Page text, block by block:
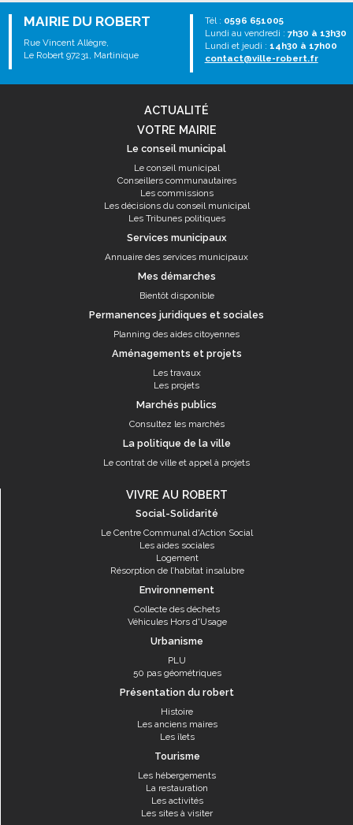
MAIRIE DU ROBERT
Rue Vincent Allègre,
Le Robert 97231, Martinique
Tél : 0596 651005
Lundi au vendredi : 7h30 à 13h30
Lundi et jeudi : 14h30 à 17h00
contact@ville-robert.fr
ACTUALITÉ
VOTRE MAIRIE
Le conseil municipal
Le conseil municipal
Conseillers communautaires
Les commissions
Les décisions du conseil municipal
Les Tribunes politiques
Services municipaux
Annuaire des services municipaux
Mes démarches
Bientôt disponible
Permanences juridiques et sociales
Planning des aides citoyennes
Aménagements et projets
Les travaux
Les projets
Marchés publics
Consultez les marchés
La politique de la ville
Le contrat de ville et appel à projets
VIVRE AU ROBERT
Social-Solidarité
Le Centre Communal d'Action Social
Les aides sociales
Logement
Résorption de l’habitat insalubre
Environnement
Collecte des déchets
Véhicules Hors d'Usage
Urbanisme
PLU
50 pas géométriques
Présentation du robert
Histoire
Les anciens maires
Les îlets
Tourisme
Les hébergements
La restauration
Les activités
Les sites à visiter